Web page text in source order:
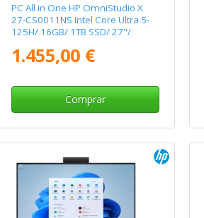
PC All in One HP OmniStudio X
27-CS0011NS Intel Core Ultra 5-
125H/ 16GB/ 1TB SSD/ 27"/
1.455,00 €
Comprar